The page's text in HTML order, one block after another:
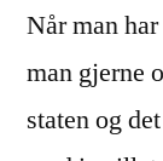
Når man
man gjerne
staten og